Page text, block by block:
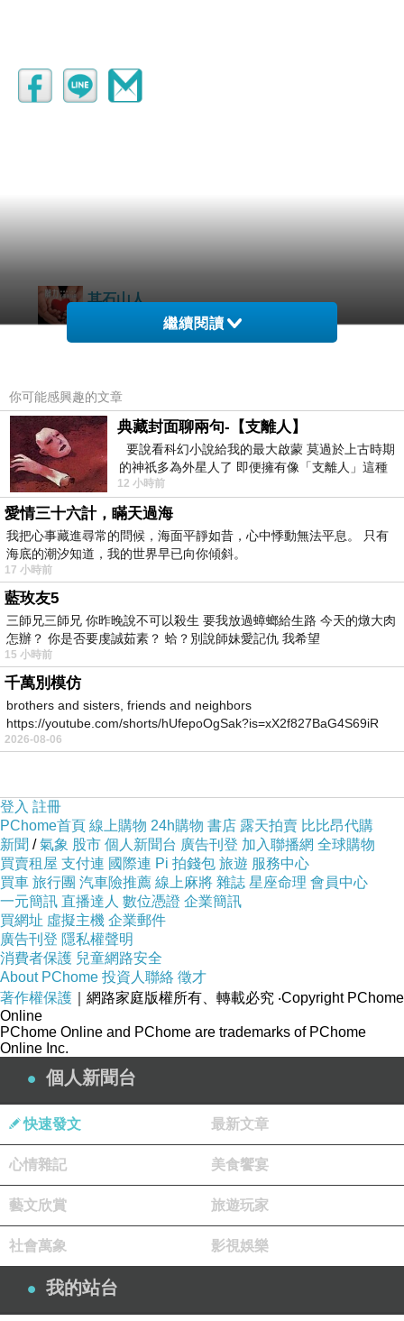
其石山人
2026-05-18 23:48:33
警匪小説、間諜小説家也是一位文青詩人。
稍微修改一二個字。第四個公報：
根據兩方所認知：
省去前十字。文青是另有「其」人。
以上為正式共同聲明，非得兩方共同協商，不
得擅自更改。散band。
哦，啊，咦、哎…噢！話說至此，已成年多
時。
2026-05-19 00:23:37
繼續閱讀
你可能感興趣的文章
典藏封面聊兩句-【支離人】
要說看科幻小說給我的最大啟蒙 莫過於上古時期
的神祇多為外星人了 即便擁有像「支離人」這種
驚世駭俗的神通法門 也未必讀
12 小時前
愛情三十六計，瞞天過海
我把心事藏進尋常的問候，海面平靜如昔，心中悸動無法平息。 只有
海底的潮汐知道，我的世界早已向你傾斜。
17 小時前
藍玫友5
三師兄三師兄 你昨晚說不可以殺生 要我放過蟑螂給生路 今天的燉大肉
怎辦？ 你是否要虔誠茹素？ 蛤？別說師妹愛記仇 我希望
15 小時前
千萬別模仿
brothers and sisters, friends and neighbors
https://youtube.com/shorts/hUfepoOgSak?is=xX2f827BaG4S69iR
https
2026-08-06
登入 註冊
PChome首頁 線上購物 24h購物 書店 露天拍賣 比比昂代購
新聞 /氣象 股市 個人新聞台 廣告刊登 加入聯播網 全球購物
買賣租屋 支付連 國際連 Pi 拍錢包 旅遊 服務中心
買車 旅行團 汽車險推薦 線上麻將 雜誌 星座命理 會員中心
一元簡訊 直播達人 數位憑證 企業簡訊
買網址 虛擬主機 企業郵件
廣告刊登 隱私權聲明
消費者保護 兒童網路安全
About PChome 投資人聯絡 徵才
著作權保護 ｜網路家庭版權所有、轉載必究 ‧Copyright PChome
Online
PChome Online and PChome are trademarks of PChome
Online Inc.
個人新聞台
快速發文 最新文章
心情雜記 美食饗宴
藝文欣賞 旅遊玩家
社會萬象 影視娛樂
我的站台